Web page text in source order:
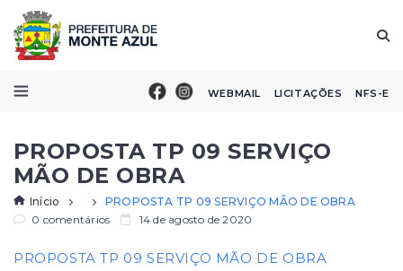
WEBMAIL LICITAÇÕES NFS-E
PROPOSTA TP 09 SERVIÇO
MÃO DE OBRA
Início
PROPOSTA TP 09 SERVIÇO MÃO DE OBRA
0 comentários
14 de agosto de 2020
PROPOSTA TP 09 SERVIÇO MÃO DE OBRA